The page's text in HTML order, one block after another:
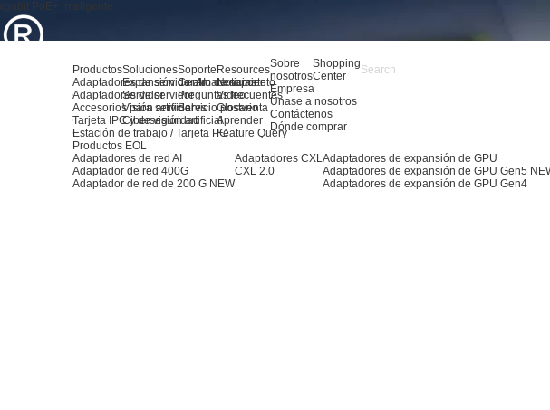
Productos
Adaptadores de servidor AI
Adaptadores de servidor
Accesorios para servidores
Tarjeta IPC y de visión artificial
Estación de trabajo / Tarjeta PC
Productos EOL
Adaptadores de red AI
Adaptador de red 400G
Adaptador de red de 200 G NEW
Adaptadores CXL
CXL 2.0
Adaptadores de expansión de GPU
Adaptadores de expansión de GPU Gen5
Adaptadores de expansión de GPU Gen4
Soluciones
Expansión de almacenamiento
Servidor
Visión artificial
Ciberseguridad
Soporte
Centro de soporte
Preguntas frecuentes
Servicio postventa
Resources
Noticias
Video
Glosario
Aprender
Feature Query
Sobre
nosotros
Empresa
Únase a nosotros
Contáctenos
Dónde comprar
Shopping
Center
PoE+ inteligente